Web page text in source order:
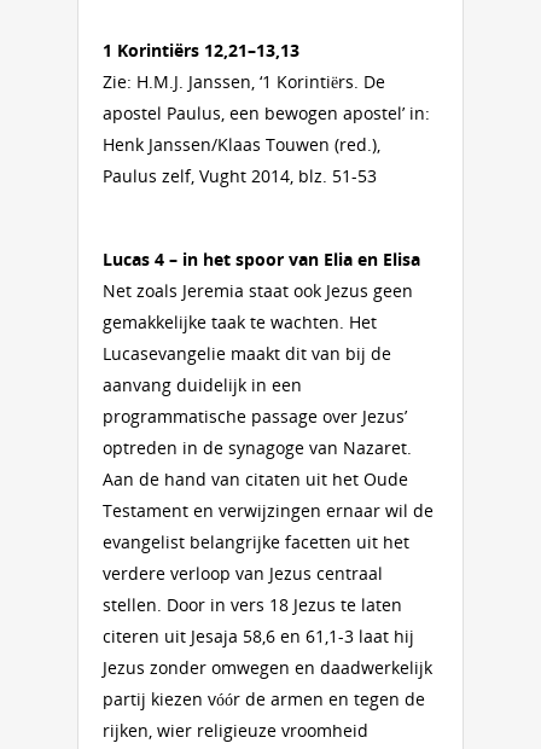
1 Korintiërs 12,21–13,13
Zie: H.M.J. Janssen, ‘1 Korintiërs. De
apostel Paulus, een bewogen apostel’ in:
Henk Janssen/Klaas Touwen (red.),
Paulus zelf, Vught 2014, blz. 51-53
Lucas 4 – in het spoor van Elia en Elisa
Net zoals Jeremia staat ook Jezus geen
gemakkelijke taak te wachten. Het
Lucasevangelie maakt dit van bij de
aanvang duidelijk in een
programmatische passage over Jezus’
optreden in de synagoge van Nazaret.
Aan de hand van citaten uit het Oude
Testament en verwijzingen ernaar wil de
evangelist belangrijke facetten uit het
verdere verloop van Jezus centraal
stellen. Door in vers 18 Jezus te laten
citeren uit Jesaja 58,6 en 61,1-3 laat hij
Jezus zonder omwegen en daadwerkelijk
partij kiezen vóór de armen en tegen de
rijken, wier religieuze vroomheid